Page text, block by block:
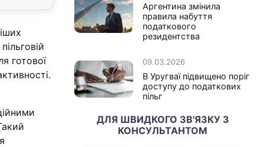
готової
Аргентина змінила
правила набуття
податкового
резидентства
09.03.2026
В Уругваї підвищено поріг
доступу до податкових
пільг
ДЛЯ ШВИДКОГО ЗВ'ЯЗКУ З
КОНСУЛЬТАНТОМ